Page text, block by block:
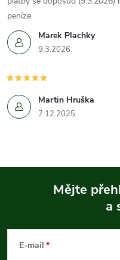
Marek Plachky
9.3.2026
peníze.
Martin Hruška
7.12.2025
Mějte
a
E-mail